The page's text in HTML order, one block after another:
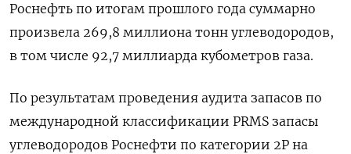
Роснефть по итогам прошлого года суммарно
произвела 269,8 миллиона тонн углеводородов,
в том числе 92,7 миллиарда кубометров газа.
По результатам проведения аудита запасов по
международной классификации PRMS запасы
углеводородов Роснефти по категории 2Р на